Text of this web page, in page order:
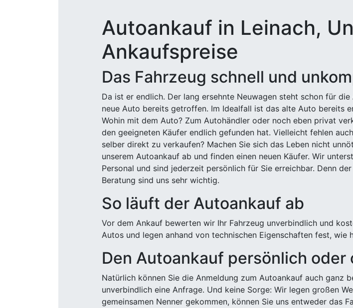
Autoankauf in Leinach,
Ankaufspreise
Das Fahrzeug schnell und
Da ist er endlich. Der lang ersehnte Neuwagen steht schon für
neue Auto bereits getroffen. Im Idealfall ist das alte Auto bereits
Wohin mit dem Auto? Zum Autohändler oder noch eben privat
den geeigneten Käufer endlich gefunden hat. Vielleicht fehlen
selber direkt zu verkaufen? Machen Sie sich das Leben nicht
unserem Autoankauf ab und finden einen neuen Käufer. Wir
Personal und sind jederzeit persönlich für Sie erreichbar. Denn
Beratung sind uns sehr wichtig.
So läuft der Autoankauf ab
Vor dem Ankauf bewerten wir Ihr Fahrzeug unverbindlich und
Autos und legen anhand von technischen Eigenschaften fest, wie
Den Autoankauf persönlich oder
Natürlich können Sie die Anmeldung zum Autoankauf auch ganz
unverbindlich eine Anfrage. Und keine Sorge: Wir legen großen
gemeinsamen Nenner gekommen, können Sie uns entweder das